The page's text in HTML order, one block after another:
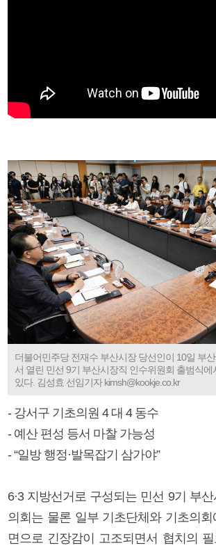
더불어민주당 전재수 부산시장 당선인이 10일 부
서 열린 민선 9기 부산시장직 인수위원회 출범식에
있다. 김성효 선임기자 kimsh@kookje.co.kr
- 강서구 기초의원 4 대 4 동수
- 예산 편성 등서 마찰 가능성
- “일방 행정·발목잡기 삼가야”
6·3 지방선거로 구성되는 민선 9기 부
의회는 물론 일부 기초단체와 기초의
면으로 긴장감이 고조되면서 협치의